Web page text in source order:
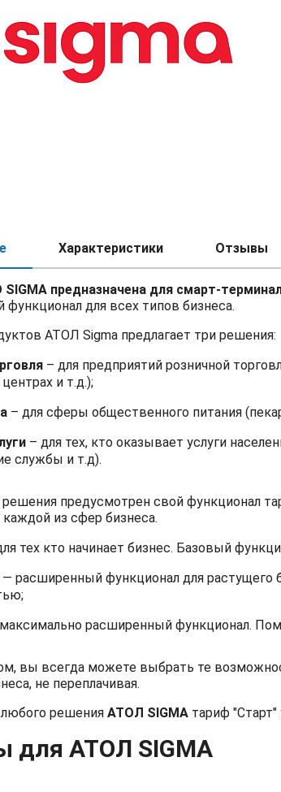
Характеристики Отзывы
предназначена для смарт-
для всех типов бизнеса.
АТОЛ Sigma предлагает три решения:
– для предприятий розничной
и т.д.);
– для сферы общественного питания
– для тех, кто оказывает услуги
службы и т.д).
предусмотрен свой функционал
из сфер бизнеса.
тех кто начинает бизнес. Базовый
— расширенный функционал для растущего
расширенный функционал.
вы всегда можете выбрать те
не переплачивая.
решения АТОЛ SIGMA тариф "Старт"
для АТОЛ SIGMA